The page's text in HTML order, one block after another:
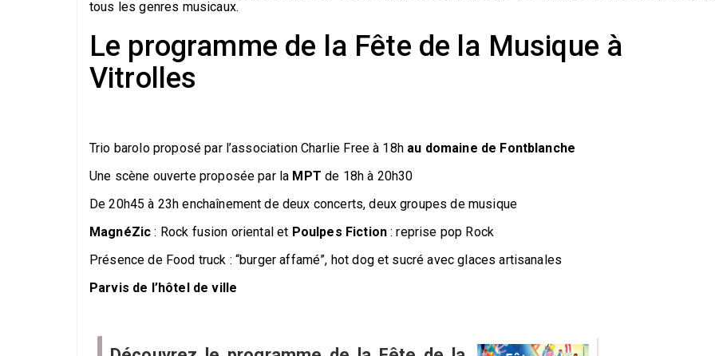
tous les genres musicaux.
Le programme de la Fête de la Musique à
Vitrolles
Trio barolo proposé par l’association Charlie Free à 18h au domaine de Fontblanche
Une scène ouverte proposée par la MPT de 18h à 20h30
De 20h45 à 23h enchaînement de deux concerts, deux groupes de musique
MagnéZic : Rock fusion oriental et Poulpes Fiction : reprise pop Rock
Présence de Food truck : “burger affamé”, hot dog et sucré avec glaces artisanales
Parvis de l’hôtel de ville